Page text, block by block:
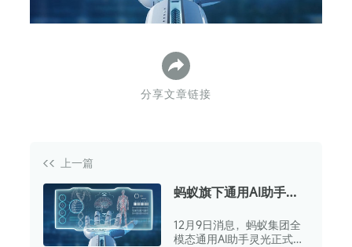
分享文章链接
上一篇
蚂蚁旗下通用AI助手灵
12月9日消息，蚂蚁集团全
模态通用AI助手灵光正式推